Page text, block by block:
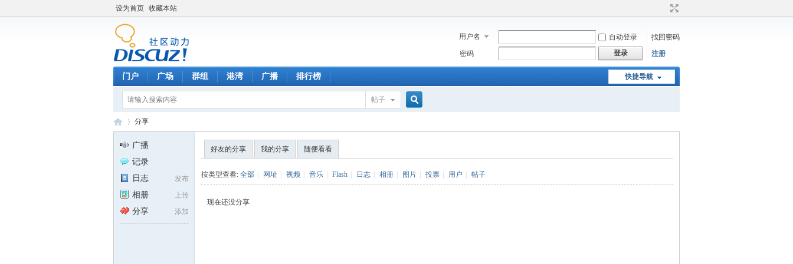
设为首页 收藏本站
用户名 自动登录
找回密码
密码
登录 注册
快捷导航
门户 广场 群组 港湾 广播 排行榜
帖子
›
分享
广播
记录
发布
日志
上传
相册
添加
分享
好友的分享 我的分享 随便看看
按类型查看: 全部 网址 视频 音乐 Flash 日志 相册 图片 投票 用户 帖子
现在还没分享